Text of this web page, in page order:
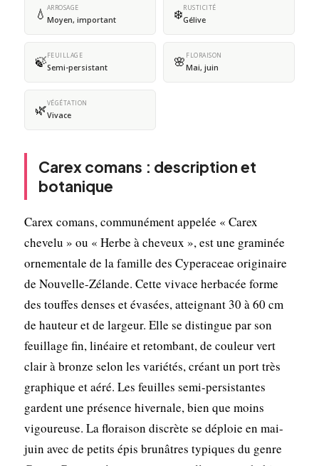
💧 ARROSAGE
Moyen, important ❄️RUSTICITÉ
Gélive
🍃FEUILLAGE
Semi-persistant 🌸 FLORAISON
Mai, juin
🌿VÉGÉTATION
Vivace
Carex comans : description et
botanique
Carex comans, communément appelée « Carex
chevelu » ou « Herbe à cheveux », est une graminée
ornementale de la famille des Cyperaceae originaire
de Nouvelle-Zélande. Cette vivace herbacée forme
des touffes denses et évasées, atteignant 30 à 60 cm
de hauteur et de largeur. Elle se distingue par son
feuillage fin, linéaire et retombant, de couleur vert
clair à bronze selon les variétés, créant un port très
graphique et aéré. Les feuilles semi-persistantes
gardent une présence hivernale, bien que moins
vigoureuse. La floraison discrète se déploie en mai-
juin avec de petits épis brunâtres typiques du genre